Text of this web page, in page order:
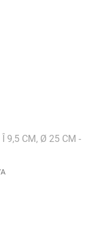
Î 9,5 CM, Ø 25 CM -